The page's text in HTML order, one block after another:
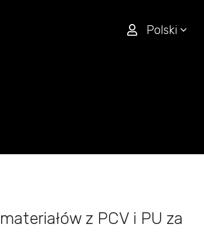
Polski
z PCV i PU za